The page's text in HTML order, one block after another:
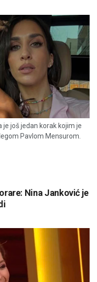
još jedan korak kojim je
Pavlom Mensurom.
Nina Janković je